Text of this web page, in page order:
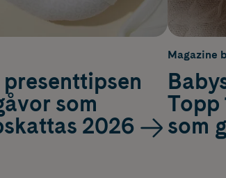
som
2026
Magazine
Topp
som